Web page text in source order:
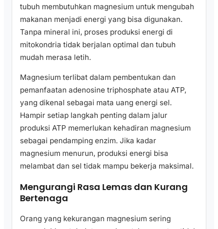
tubuh membutuhkan magnesium untuk mengubah
makanan menjadi energi yang bisa digunakan.
Tanpa mineral ini, proses produksi energi di
mitokondria tidak berjalan optimal dan tubuh
mudah merasa letih.
Magnesium terlibat dalam pembentukan dan
pemanfaatan adenosine triphosphate atau ATP,
yang dikenal sebagai mata uang energi sel.
Hampir setiap langkah penting dalam jalur
produksi ATP memerlukan kehadiran magnesium
sebagai pendamping enzim. Jika kadar
magnesium menurun, produksi energi bisa
melambat dan sel tidak mampu bekerja maksimal.
Mengurangi Rasa Lemas dan Kurang
Bertenaga
Orang yang kekurangan magnesium sering